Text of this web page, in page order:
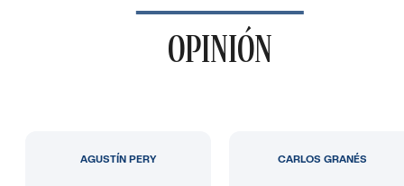
OPINIÓN
AGUSTÍN PERY CARLOS GRANÉS